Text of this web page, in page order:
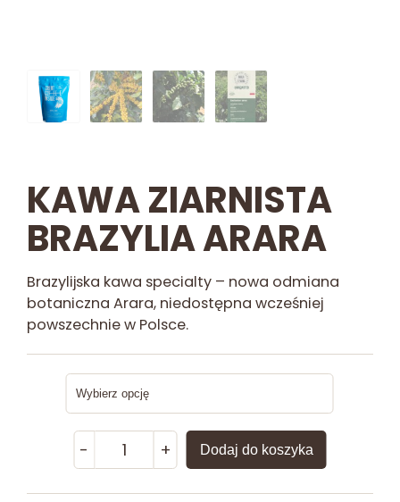
KAWA ZIARNISTA
BRAZYLIA ARARA
Brazylijska kawa specialty – nowa odmiana
botaniczna Arara, niedostępna wcześniej
powszechnie w Polsce.
-
ilość
Kawa
ziarnista
+ Dodaj do koszyka